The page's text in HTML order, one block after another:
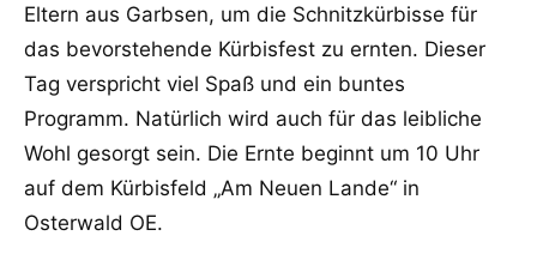
Eltern aus Garbsen, um die Schnitzkürbisse für
das bevorstehende Kürbisfest zu ernten. Dieser
Tag verspricht viel Spaß und ein buntes
Programm. Natürlich wird auch für das leibliche
Wohl gesorgt sein. Die Ernte beginnt um 10 Uhr
auf dem Kürbisfeld „Am Neuen Lande“ in
Osterwald OE.